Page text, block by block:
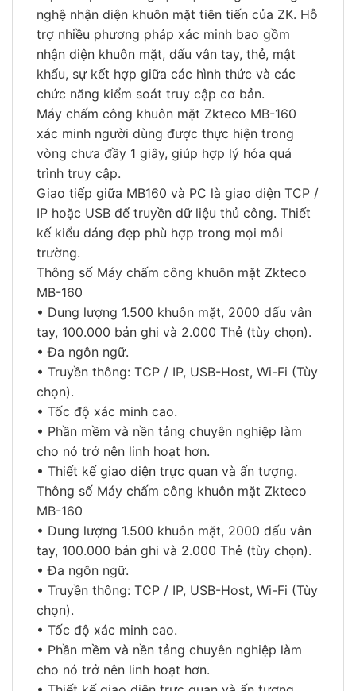
nghệ nhận diện khuôn mặt tiên tiến của ZK. Hỗ
trợ nhiều phương pháp xác minh bao gồm
nhận diện khuôn mặt, dấu vân tay, thẻ, mật
khẩu, sự kết hợp giữa các hình thức và các
chức năng kiểm soát truy cập cơ bản.
Máy chấm công khuôn mặt Zkteco MB-160
xác minh người dùng được thực hiện trong
vòng chưa đầy 1 giây, giúp hợp lý hóa quá
trình truy cập.
Giao tiếp giữa MB160 và PC là giao diện TCP /
IP hoặc USB để truyền dữ liệu thủ công. Thiết
kế kiểu dáng đẹp phù hợp trong mọi môi
trường.
Thông số Máy chấm công khuôn mặt Zkteco
MB-160
• Dung lượng 1.500 khuôn mặt, 2000 dấu vân
tay, 100.000 bản ghi và 2.000 Thẻ (tùy chọn).
• Đa ngôn ngữ.
• Truyền thông: TCP / IP, USB-Host, Wi-Fi (Tùy
chọn).
• Tốc độ xác minh cao.
• Phần mềm và nền tảng chuyên nghiệp làm
cho nó trở nên linh hoạt hơn.
• Thiết kế giao diện trực quan và ấn tượng.
Thông số Máy chấm công khuôn mặt Zkteco
MB-160
• Dung lượng 1.500 khuôn mặt, 2000 dấu vân
tay, 100.000 bản ghi và 2.000 Thẻ (tùy chọn).
• Đa ngôn ngữ.
• Truyền thông: TCP / IP, USB-Host, Wi-Fi (Tùy
chọn).
• Tốc độ xác minh cao.
• Phần mềm và nền tảng chuyên nghiệp làm
cho nó trở nên linh hoạt hơn.